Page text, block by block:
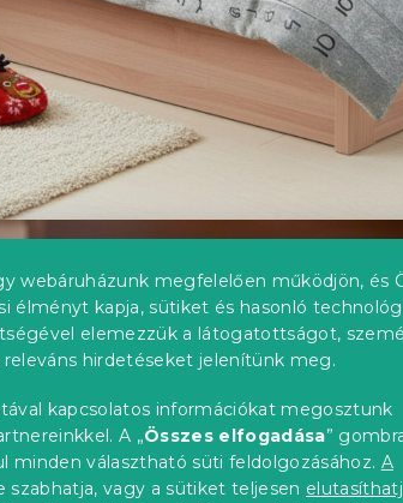
webáruházunk megfelelően működjön, és
élményt kapja, sütiket és hasonló
elemezzük a látogatottságot,
hirdetéseket jelenítünk meg.
kapcsolatos információkat megosztunk
A „Összes elfogadása”
minden választható süti feldolgozásához. A
szabhatja, vagy a sütiket teljesen